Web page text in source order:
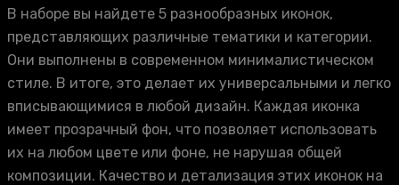
В наборе вы найдете 5 разнообразных иконок,
представляющих различные тематики и категории.
Они выполнены в современном минималистическом
стиле. В итоге, это делает их универсальными и легко
вписывающимися в любой дизайн. Каждая иконка
имеет прозрачный фон, что позволяет использовать
их на любом цвете или фоне, не нарушая общей
композиции. Качество и детализация этих иконок на